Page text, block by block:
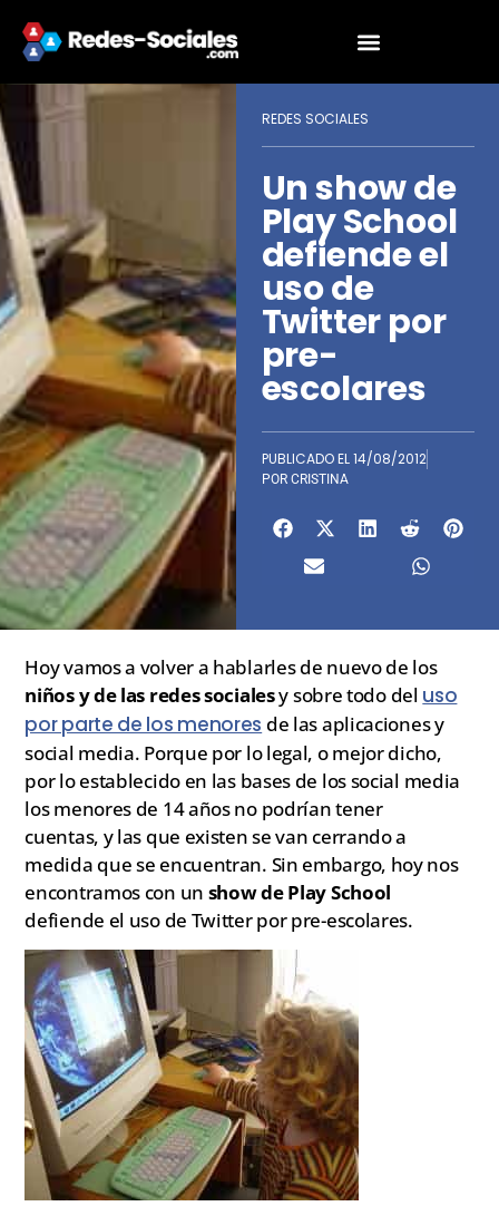
REDES SOCIALES
Un show de
Play School
defiende el
uso de
Twitter por
pre-
escolares
PUBLICADO EL14/08/2012
POR CRISTINA
Hoy vamos a volver a hablarles de nuevo de los
niños y de las redes socialesy sobre todo del uso
por parte de los menores de las aplicaciones y
social media. Porque por lo legal, o mejor dicho,
por lo establecido en las bases de los social media
los menores de 14 años no podrían tener
cuentas, y las que existen se van cerrando a
medida que se encuentran. Sin embargo, hoy nos
encontramos con un show de Play School
defiende el uso de Twitter por pre-escolares.